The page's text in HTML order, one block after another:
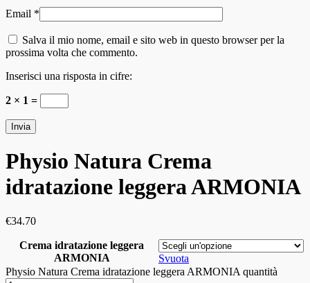
Email *
Salva il mio nome, email e sito web in questo browser per la
prossima volta che commento.
Inserisci una risposta in cifre:
2 × 1 =
Physio Natura Crema
idratazione leggera ARMONIA
€34.70
Crema idratazione leggera
ARMONIA
Svuota
Physio Natura Crema idratazione leggera ARMONIA quantità